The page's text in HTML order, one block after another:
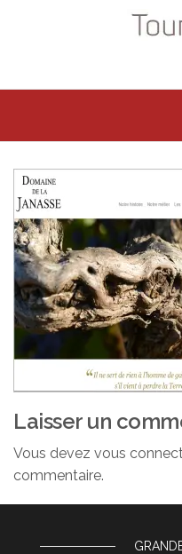
Tourisme et
Laisser un
Vous devez vous
commentaire.